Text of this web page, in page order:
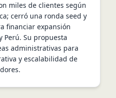
miles de clientes según
cerró una ronda seed y
financiar expansión
Perú. Su propuesta
administrativas para
y escalabilidad de